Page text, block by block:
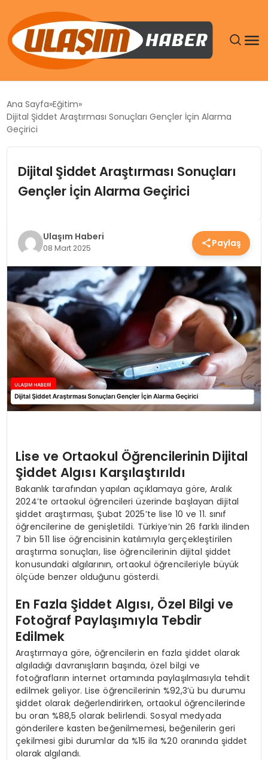
SIYASET
EKONOMI
TEKNOLOJI
SAĞLIK
YAŞAM
Ana Sayfa Eğitim
Dijital Şiddet Araştırması Sonuçları Gençler İçin Alarma
Geçirici
Dijital Şiddet Araştırması Sonuçları
Gençler İçin Alarma Geçirici
Ulaşım Haberi
08 Mart 2025 Paylaş
Lise ve Ortaokul Öğrencilerinin Dijital
Şiddet Algısı Karşılaştırıldı
Bakanlık tarafından yapılan açıklamaya göre, Aralık
2024’te ortaokul öğrencileri üzerinde başlayan dijital
şiddet araştırması, Şubat 2025’te lise 10 ve 11. sınıf
öğrencilerine de genişletildi. Türkiye’nin 26 farklı ilinden
7 bin 511 lise öğrencisinin katılımıyla gerçekleştirilen
araştırma sonuçları, lise öğrencilerinin dijital şiddet
konusundaki algılarının, ortaokul öğrencileriyle büyük
ölçüde benzer olduğunu gösterdi.
En Fazla Şiddet Algısı, Özel Bilgi ve
Fotoğraf Paylaşımıyla Tebdir
Edilmek
Araştırmaya göre, öğrencilerin en fazla şiddet olarak
algıladığı davranışların başında, özel bilgi ve
fotoğrafların internet ortamında paylaşılmasıyla tehdit
edilmek geliyor. Lise öğrencilerinin %92,3’ü bu durumu
şiddet olarak değerlendirirken, ortaokul öğrencilerinde
bu oran %88,5 olarak belirlendi. Sosyal medyada
gönderilere kasten beğenilmemesi, beğenilerin geri
çekilmesi gibi durumlar da %15 ila %20 oranında şiddet
olarak algılandı.